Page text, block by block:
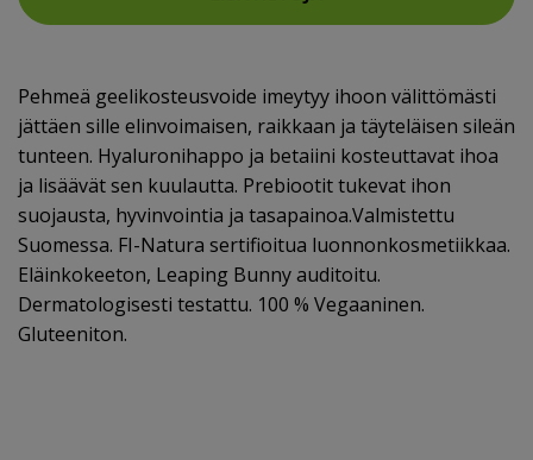
Pehmeä geelikosteusvoide imeytyy ihoon välittömästi
jättäen sille elinvoimaisen, raikkaan ja täyteläisen sileän
tunteen. Hyaluronihappo ja betaiini kosteuttavat ihoa
ja lisäävät sen kuulautta. Prebiootit tukevat ihon
suojausta, hyvinvointia ja tasapainoa.Valmistettu
Suomessa. FI-Natura sertifioitua luonnonkosmetiikkaa.
Eläinkokeeton, Leaping Bunny auditoitu.
Dermatologisesti testattu. 100 % Vegaaninen.
Gluteeniton.